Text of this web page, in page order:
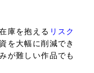
庫を抱える リスク
を大幅に削減でき
が難しい作品でも